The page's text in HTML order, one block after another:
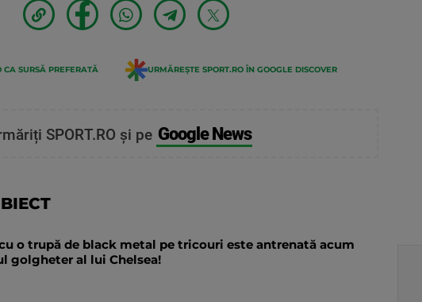
SURSĂ PREFERATĂ URMĂREȘTE SPORT.RO ÎN GOOGLE DISCOVER
SPORT.RO și pe Google News
o trupă de black metal pe tricouri este antrenată acum
golgheter al lui Chelsea!